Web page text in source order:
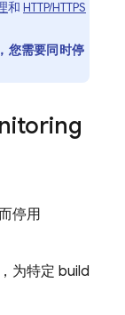
和 HTTP/HTTPS
，您需要同时停
停用
为特定 build